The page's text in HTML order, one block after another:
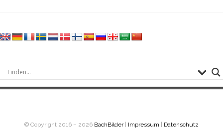
© Copyright 2016 – 2026 BachBilder| Impressum | Datenschutz